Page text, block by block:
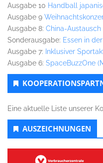
Ausgabe 10 Handball
Ausgabe 9
Ausgabe 8: China-Austausch
Sonderausgabe: Essen in
Ausgabe 7: Inklusiver
Ausgabe 6: SpaceBuzzOne
Eine aktuelle Liste unserer
AUSZEICHNUNGEN